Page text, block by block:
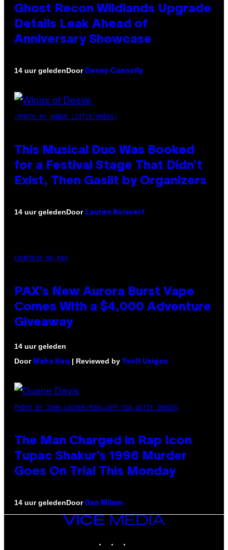
Ghost Recon Wildlands Upgrade
Details Leak Ahead of
Anniversary Showcase
14 uur geledenDoor Denny Connolly
(PHOTO BY AMBER LITTLE/PRESS)
This Musical Duo Was Booked
for a Festival Stage That Didn’t
Exist, Then Gaslit by Organizers
14 uur geledenDoor Lauren Boisvert
COURTESY OF PAX
PAX’s New Aurora Burst Vape
Comes With a $4,000 Adventure
Giveaway
14 uur geleden
Door Maha Haq | Reviewed by Ysolt Usigan
PHOTO BY JOHN LOCHER/POOL/AFP VIA GETTY IMAGES
The Man Charged in Rap Icon
Tupac Shakur’s 1996 Murder
Goes On Trial This Monday
14 uur geledenDoor Dan Milam
VICE
MEDIA